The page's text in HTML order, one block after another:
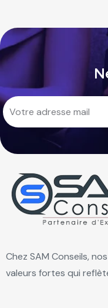
Chez SAM Conseils,
valeurs fortes qui